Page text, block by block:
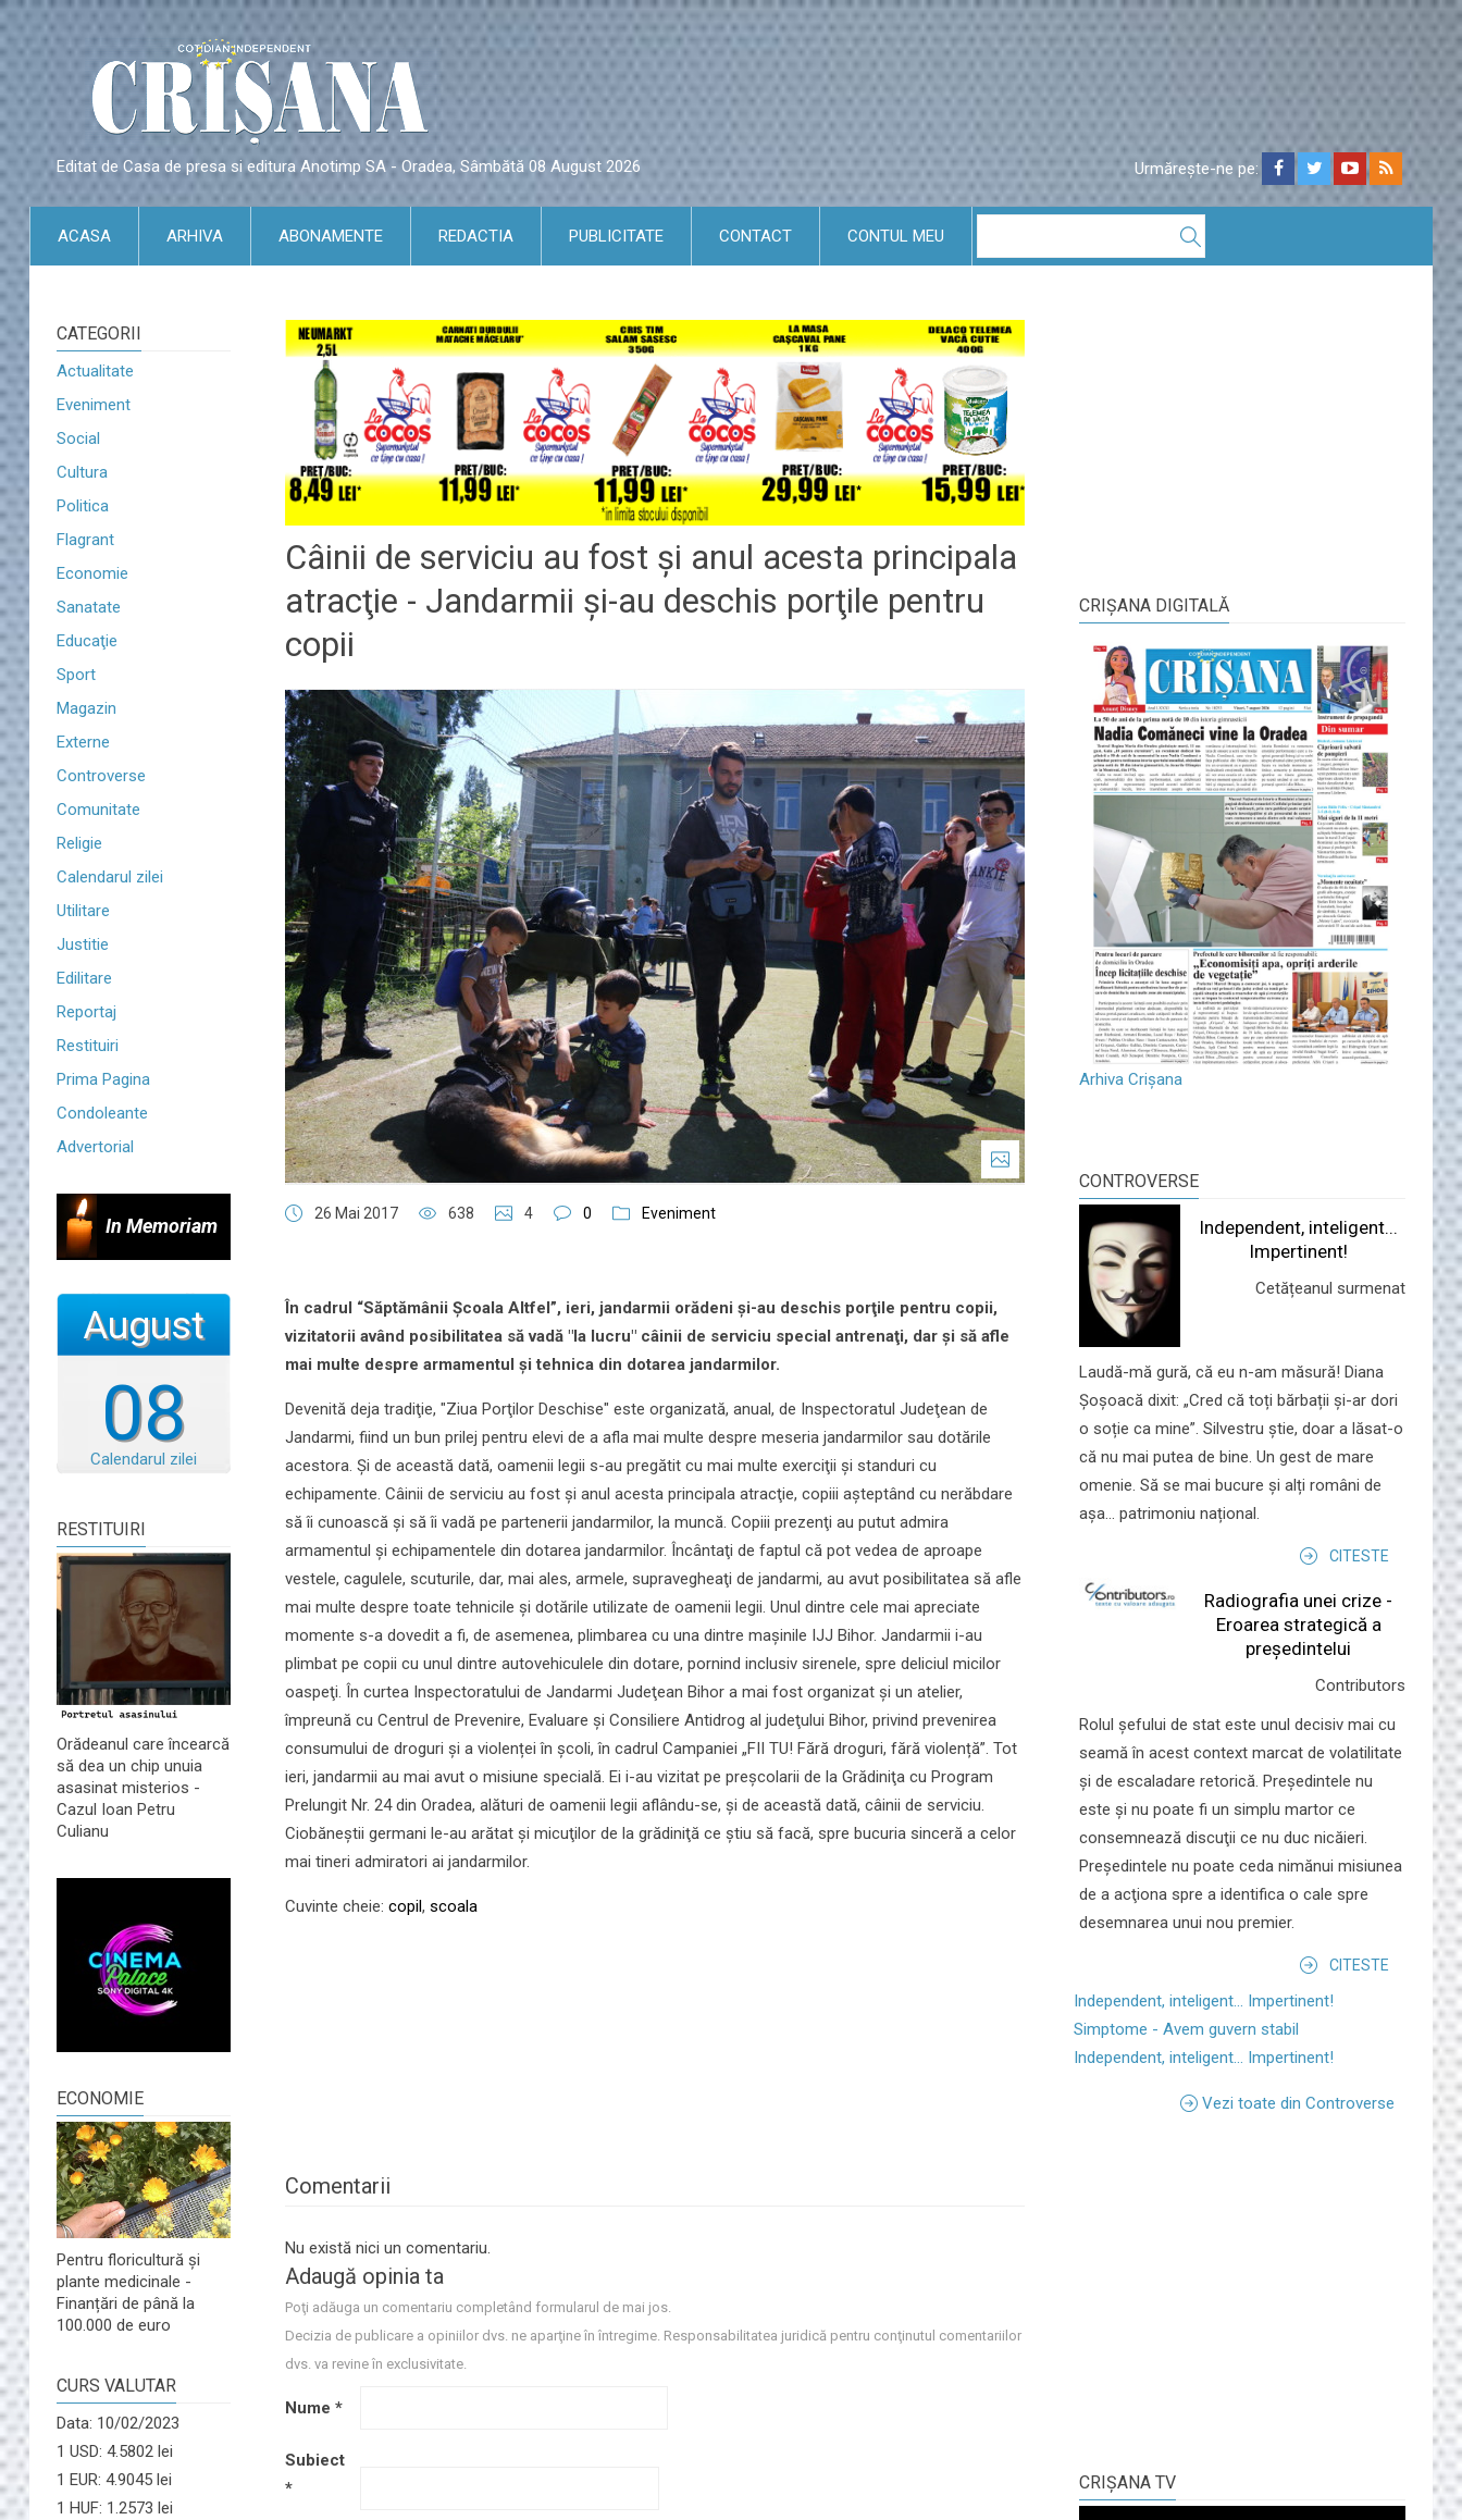
Editat de Casa de presa si editura Anotimp SA - Oradea, Sâmbătă 08 August 2026 Urmărește-ne pe:
ACASA ARHIVA ABONAMENTE REDACTIA PUBLICITATE CONTACT CONTUL MEU
CATEGORII
Actualitate
Eveniment
Social
Cultura
Politica
Flagrant
Economie
Sanatate
Educaţie
Sport
Magazin
Externe
Controverse
Comunitate
Religie
Calendarul zilei
Utilitare
Justitie
Edilitare
Reportaj
Restituiri
Prima Pagina
Condoleante
Advertorial
In Memoriam
08
August
Calendarul zilei
RESTITUIRI
Orădeanul care încearcă
să dea un chip unuia
asasinat misterios -
Cazul Ioan Petru
Culianu
ECONOMIE
Pentru floricultură și
plante medicinale -
Finanțări de până la
100.000 de euro
CURS VALUTAR
Data: 10/02/2023
1 USD: 4.5802 lei
1 EUR: 4.9045 lei
1 HUF: 1.2573 lei
Câinii de serviciu au fost şi anul acesta principala
atracţie - Jandarmii şi-au deschis porţile pentru
copii
26 Mai 2017 638 4 0 Eveniment
În cadrul “Săptămânii Şcoala Altfel”, ieri, jandarmii orădeni şi-au deschis porţile pentru copii,
vizitatorii având posibilitatea să vadă "la lucru" câinii de serviciu special antrenaţi, dar şi să afle
mai multe despre armamentul şi tehnica din dotarea jandarmilor.
Devenită deja tradiţie, "Ziua Porţilor Deschise" este organizată, anual, de Inspectoratul Judeţean de
Jandarmi, fiind un bun prilej pentru elevi de a afla mai multe despre meseria jandarmilor sau dotările
acestora. Şi de această dată, oamenii legii s-au pregătit cu mai multe exerciţii şi standuri cu
echipamente. Câinii de serviciu au fost şi anul acesta principala atracţie, copiii aşteptând cu nerăbdare
să îi cunoască şi să îi vadă pe partenerii jandarmilor, la muncă. Copiii prezenţi au putut admira
armamentul şi echipamentele din dotarea jandarmilor. Încântaţi de faptul că pot vedea de aproape
vestele, cagulele, scuturile, dar, mai ales, armele, supravegheaţi de jandarmi, au avut posibilitatea să afle
mai multe despre toate tehnicile şi dotările utilizate de oamenii legii. Unul dintre cele mai apreciate
momente s-a dovedit a fi, de asemenea, plimbarea cu una dintre maşinile IJJ Bihor. Jandarmii i-au
plimbat pe copii cu unul dintre autovehiculele din dotare, pornind inclusiv sirenele, spre deliciul micilor
oaspeţi. În curtea Inspectoratului de Jandarmi Judeţean Bihor a mai fost organizat și un atelier,
împreună cu Centrul de Prevenire, Evaluare şi Consiliere Antidrog al judeţului Bihor, privind prevenirea
consumului de droguri și a violenței în școli, în cadrul Campaniei „FII TU! Fără droguri, fără violență”. Tot
ieri, jandarmii au mai avut o misiune specială. Ei i-au vizitat pe preşcolarii de la Grădiniţa cu Program
Prelungit Nr. 24 din Oradea, alături de oamenii legii aflându-se, şi de această dată, câinii de serviciu.
Ciobăneştii germani le-au arătat şi micuţilor de la grădiniţă ce ştiu să facă, spre bucuria sinceră a celor
mai tineri admiratori ai jandarmilor.
Cuvinte cheie: copil, scoala
Comentarii
Nu există nici un comentariu.
Adaugă opinia ta
Poţi adăuga un comentariu completând formularul de mai jos.
Decizia de publicare a opiniilor dvs. ne aparţine în întregime. Responsabilitatea juridică pentru conţinutul comentariilor
dvs. va revine în exclusivitate.
Nume *
Subiect
*
CRIŞANA DIGITALĂ
Arhiva Crișana
CONTROVERSE
Independent, inteligent...
Impertinent!
Cetățeanul surmenat
Laudă-mă gură, că eu n-am măsură! Diana
Șoșoacă dixit: „Cred că toți bărbații și-ar dori
o soție ca mine”. Silvestru știe, doar a lăsat-o
că nu mai putea de bine. Un gest de mare
omenie. Să se mai bucure și alți români de
așa... patrimoniu național.
CITESTE
Radiografia unei crize -
Eroarea strategică a
președintelui
Contributors
Rolul şefului de stat este unul decisiv mai cu
seamă în acest context marcat de volatilitate
şi de escaladare retorică. Preşedintele nu
este şi nu poate fi un simplu martor ce
consemnează discuţii ce nu duc nicăieri.
Preşedintele nu poate ceda nimănui misiunea
de a acţiona spre a identifica o cale spre
desemnarea unui nou premier.
CITESTE
Independent, inteligent... Impertinent!
Simptome - Avem guvern stabil
Independent, inteligent... Impertinent!
Vezi toate din Controverse
CRIŞANA TV